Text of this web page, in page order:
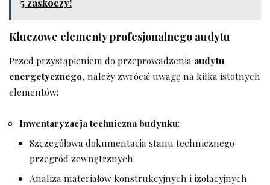
5 zaskoczy!
Kluczowe elementy profesjonalnego audytu
Przed przystąpieniem do przeprowadzenia audytu
energetycznego, należy zwrócić uwagę na kilka istotnych
elementów:
Inwentaryzacja techniczna budynku:
Szczegółowa dokumentacja stanu technicznego
przegród zewnętrznych
Analiza materiałów konstrukcyjnych i izolacyjnych